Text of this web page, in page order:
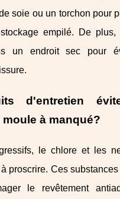
soie ou un torchon pour
empilé. De plus,
un endroit sec pour
d'entretien
à manqué?
le chlore et les
proscrire. Ces
le revêtement